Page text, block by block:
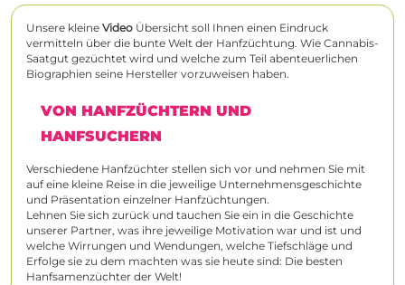
Unsere kleine Video Übersicht soll Ihnen einen Eindruck
vermitteln über die bunte Welt der Hanfzüchtung. Wie Cannabis-
Saatgut gezüchtet wird und welche zum Teil abenteuerlichen
Biographien seine Hersteller vorzuweisen haben.
VON HANFZÜCHTERN UND
HANFSUCHERN
Verschiedene Hanfzüchter stellen sich vor und nehmen Sie mit
auf eine kleine Reise in die jeweilige Unternehmensgeschichte
und Präsentation einzelner Hanfzüchtungen.
Lehnen Sie sich zurück und tauchen Sie ein in die Geschichte
unserer Partner, was ihre jeweilige Motivation war und ist und
welche Wirrungen und Wendungen, welche Tiefschläge und
Erfolge sie zu dem machten was sie heute sind: Die besten
Hanfsamenzüchter der Welt!